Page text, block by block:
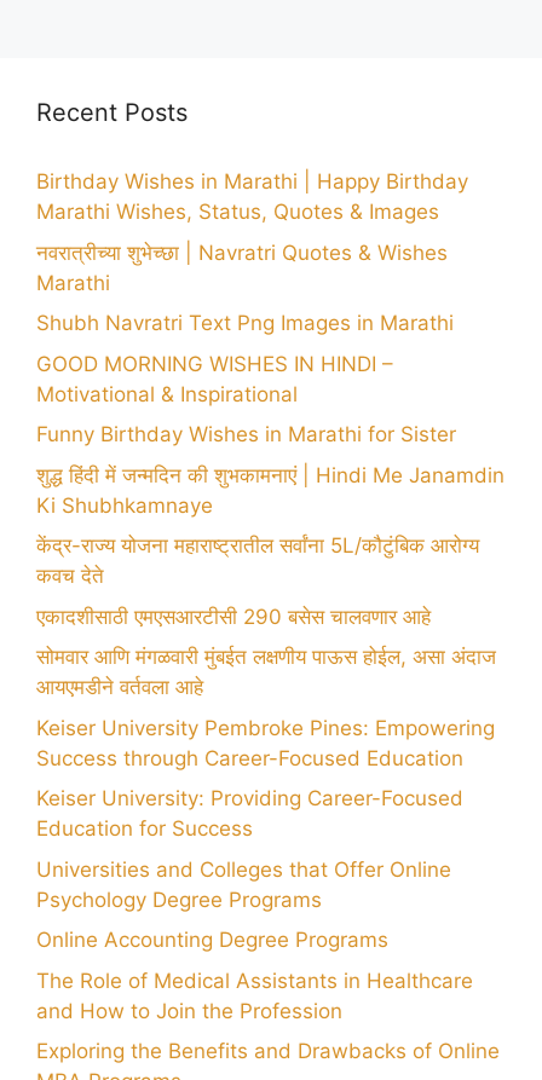
Recent Posts
Birthday Wishes in Marathi | Happy Birthday
Marathi Wishes, Status, Quotes & Images
नवरात्रीच्या शुभेच्छा | Navratri Quotes & Wishes
Marathi
Shubh Navratri Text Png Images in Marathi
GOOD MORNING WISHES IN HINDI –
Motivational & Inspirational
Funny Birthday Wishes in Marathi for Sister
शुद्ध हिंदी में जन्मदिन की शुभकामनाएं | Hindi Me Janamdin
Ki Shubhkamnaye
केंद्र-राज्य योजना महाराष्ट्रातील सर्वांना 5L/कौटुंबिक आरोग्य
कवच देते
एकादशीसाठी एमएसआरटीसी 290 बसेस चालवणार आहे
सोमवार आणि मंगळवारी मुंबईत लक्षणीय पाऊस होईल, असा अंदाज
आयएमडीने वर्तवला आहे
Keiser University Pembroke Pines: Empowering
Success through Career-Focused Education
Keiser University: Providing Career-Focused
Education for Success
Universities and Colleges that Offer Online
Psychology Degree Programs
Online Accounting Degree Programs
The Role of Medical Assistants in Healthcare
and How to Join the Profession
Exploring the Benefits and Drawbacks of Online